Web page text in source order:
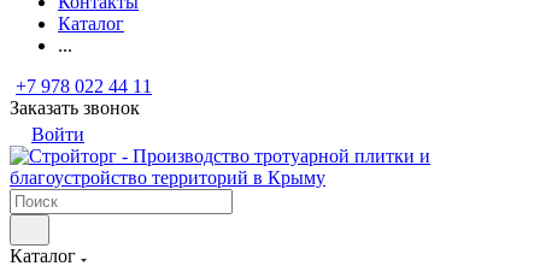
Каталог
...
+7 978 022 44 11
Заказать звонок
Войти
Каталог